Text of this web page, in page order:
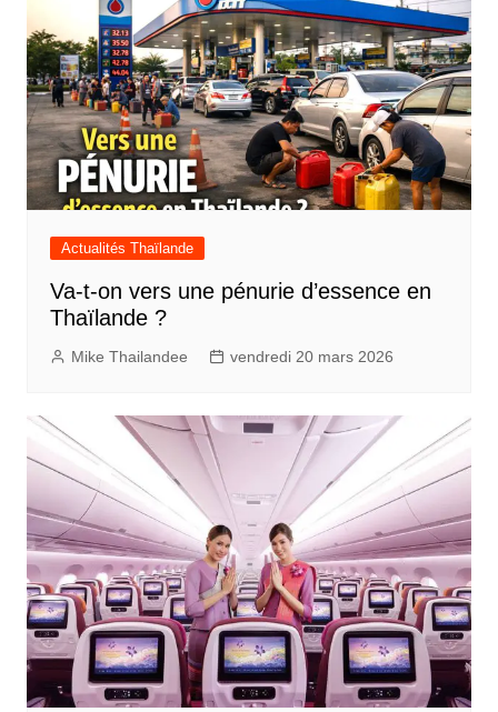
Actualités Thaïlande
Va-t-on vers une pénurie d’essence en
Thaïlande ?
Mike Thailandee vendredi 20 mars 2026